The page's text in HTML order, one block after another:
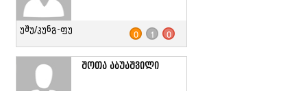
უშუ/კუნგ-ფუ 0 1 0
შოთა აბუაშვილი